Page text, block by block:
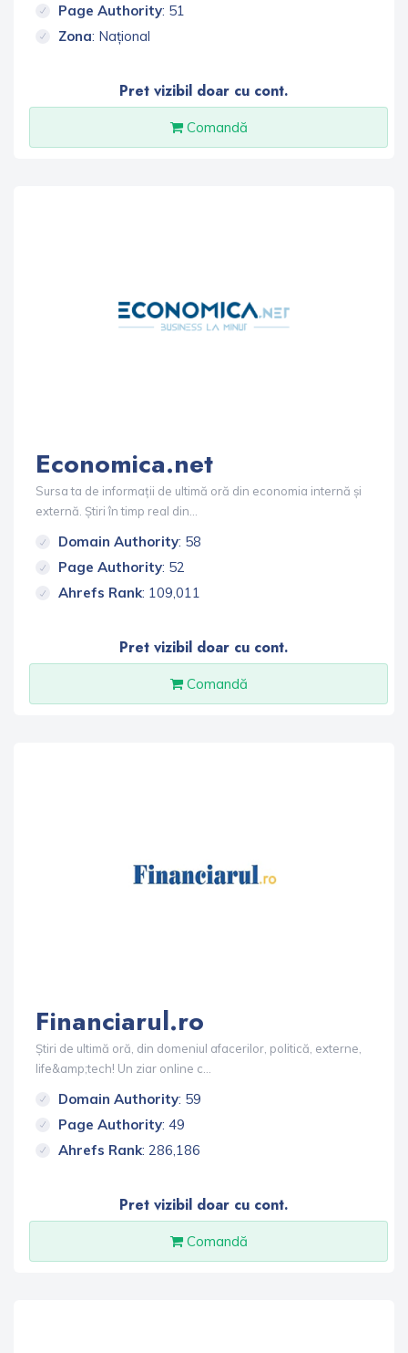
Page Authority: 51
Zona: Național
Pret vizibil doar cu cont.
Comandă
Economica.net
Sursa ta de informații de ultimă oră din economia internă și
externă. Știri în timp real din...
Domain Authority: 58
Page Authority: 52
Ahrefs Rank: 109,011
Pret vizibil doar cu cont.
Comandă
Financiarul.ro
Știri de ultimă oră, din domeniul afacerilor, politică, externe,
life&amp;tech! Un ziar online c...
Domain Authority: 59
Page Authority: 49
Ahrefs Rank: 286,186
Pret vizibil doar cu cont.
Comandă